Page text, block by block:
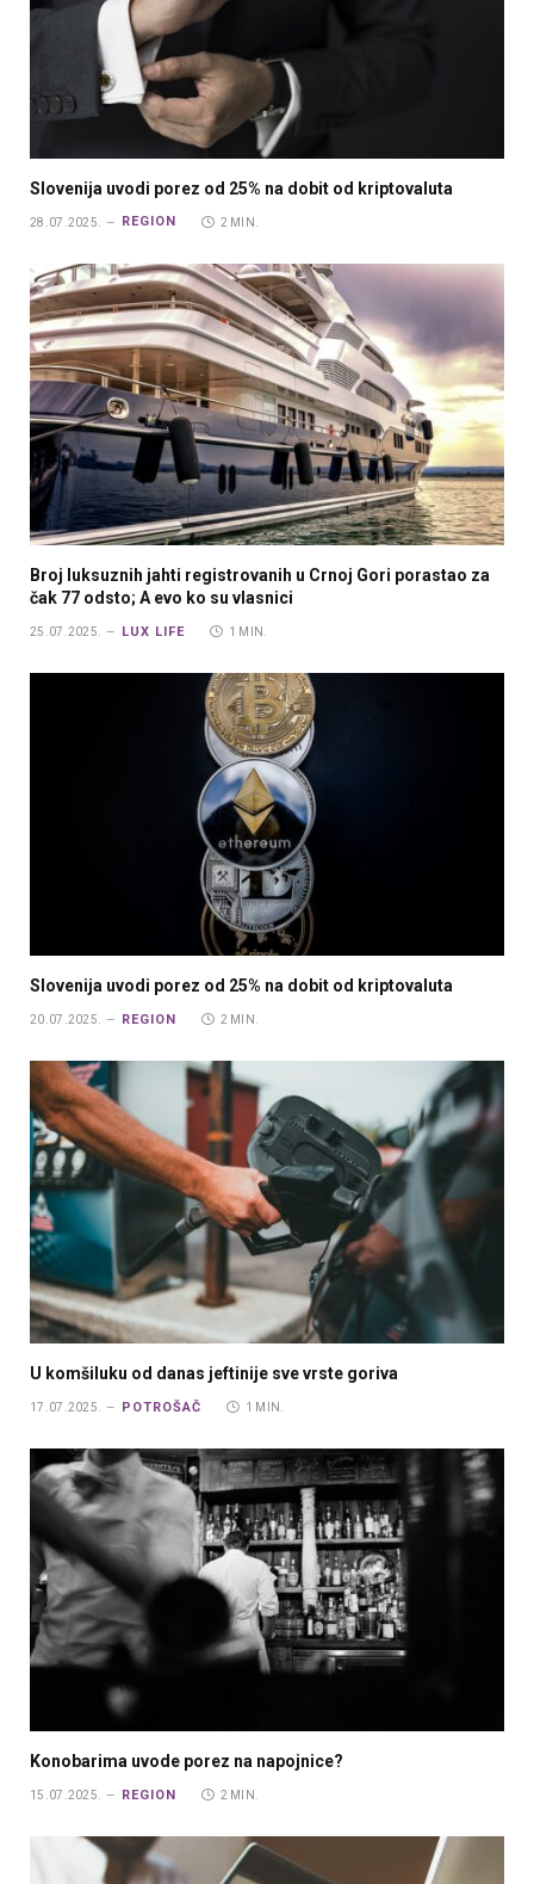
Slovenija uvodi porez od 25% na dobit od kriptovaluta
28.07.2025. REGION 2 MIN.
Broj luksuznih jahti registrovanih u Crnoj Gori porastao za
čak 77 odsto; A evo ko su vlasnici
25.07.2025. LUX LIFE 1 MIN.
Slovenija uvodi porez od 25% na dobit od kriptovaluta
20.07.2025. REGION 2 MIN.
U komšiluku od danas jeftinije sve vrste goriva
17.07.2025. POTROŠAČ 1 MIN.
Konobarima uvode porez na napojnice?
15.07.2025. REGION 2 MIN.